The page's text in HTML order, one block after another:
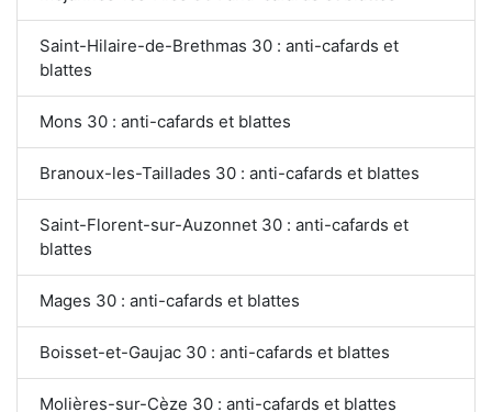
Saint-Hilaire-de-Brethmas 30 : anti-cafards et
blattes
Mons 30 : anti-cafards et blattes
Branoux-les-Taillades 30 : anti-cafards et blattes
Saint-Florent-sur-Auzonnet 30 : anti-cafards et
blattes
Mages 30 : anti-cafards et blattes
Boisset-et-Gaujac 30 : anti-cafards et blattes
Molières-sur-Cèze 30 : anti-cafards et blattes